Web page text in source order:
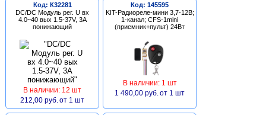
Код: К32281
DC/DC Модуль рег. U вх
4.0~40 вых 1.5-37V, 3A
понижающий
В наличии: 12 шт
212,00 руб. от 1 шт
Код: 145595
KIT-Радиореле-мини 3,7-12В;
1-канал; CFS-1mini
(приемник+пульт) 24Вт
В наличии: 1 шт
1 490,00 руб. от 1 шт